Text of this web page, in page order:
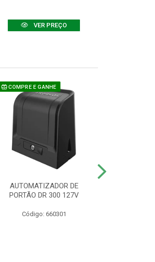
VER PREÇO
COMPRE E GANHE
AUTOMATIZADOR DE
PORTÃO DR 300 127V
Código: 660301